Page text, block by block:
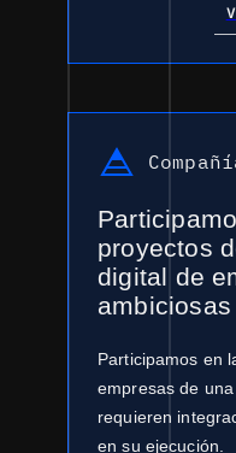
proyectos
digital de
ambiciosas
Participamos en
empresas de
requieren
en su ejecución.